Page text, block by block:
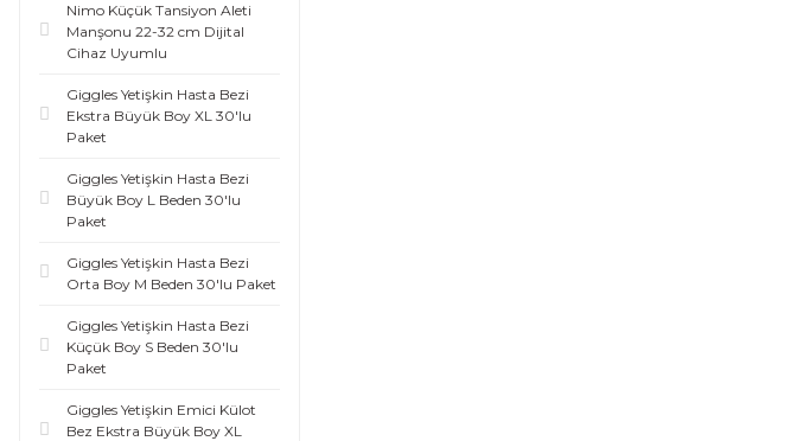
Nimo Küçük Tansiyon Aleti
Manşonu 22-32 cm Dijital
Cihaz Uyumlu
Giggles Yetişkin Hasta Bezi
Ekstra Büyük Boy XL 30'lu
Paket
Giggles Yetişkin Hasta Bezi
Büyük Boy L Beden 30'lu
Paket
Giggles Yetişkin Hasta Bezi
Orta Boy M Beden 30'lu Paket
Giggles Yetişkin Hasta Bezi
Küçük Boy S Beden 30'lu
Paket
Giggles Yetişkin Emici Külot
Bez Ekstra Büyük Boy XL